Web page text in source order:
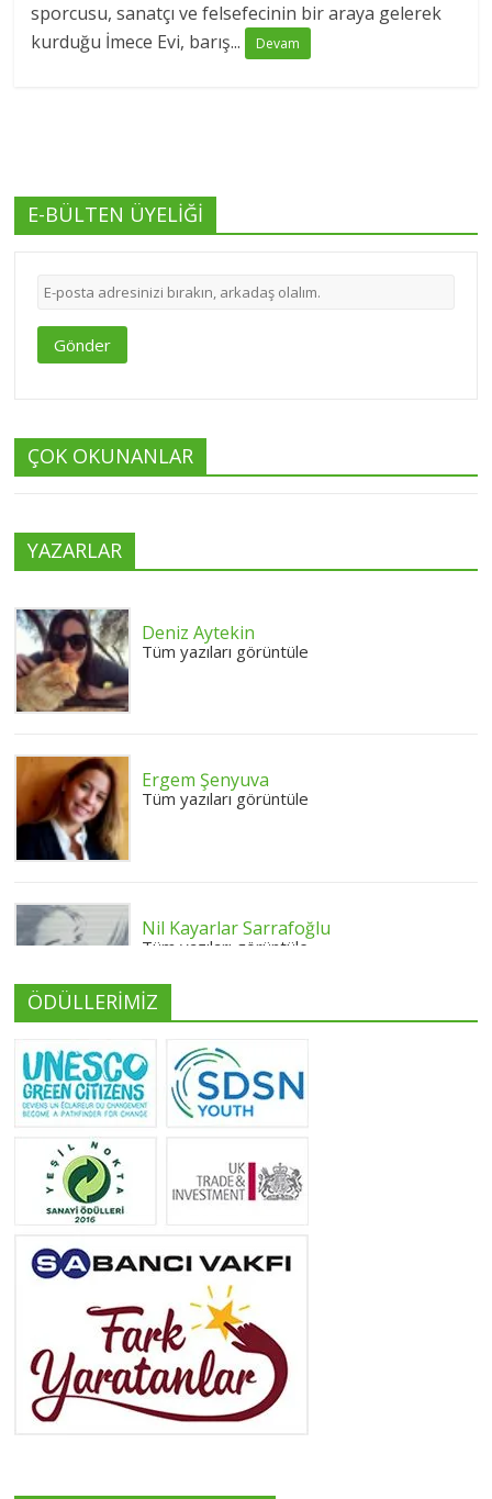
sporcusu, sanatçı ve felsefecinin bir araya gelerek
kurduğu İmece Evi, barış...
Devam
E-BÜLTEN ÜYELİĞİ
Gönder
ÇOK OKUNANLAR
YAZARLAR
Deniz Aytekin
Tüm yazıları görüntüle
Ergem Şenyuva
Tüm yazıları görüntüle
Nil Kayarlar Sarrafoğlu
Tüm yazıları görüntüle
Yeliz Yılmaz
Tüm yazıları görüntüle
Yeşilist
Tüm yazıları görüntüle
ÖDÜLLERİMİZ